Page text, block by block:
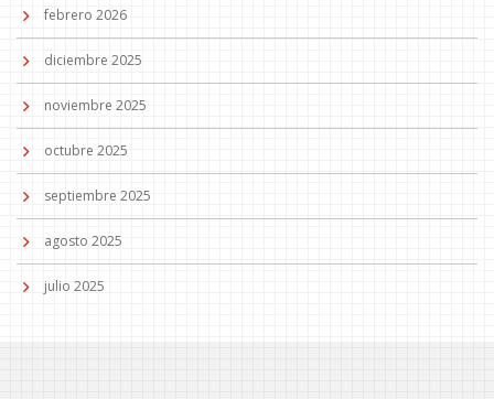
febrero 2026
diciembre 2025
noviembre 2025
octubre 2025
septiembre 2025
agosto 2025
julio 2025